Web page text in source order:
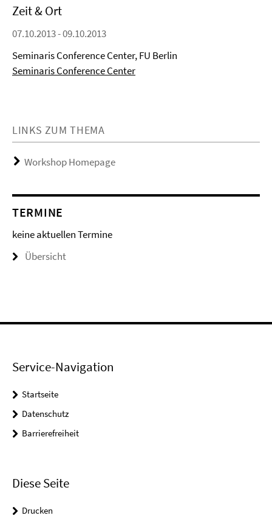
Zeit & Ort
07.10.2013 - 09.10.2013
Seminaris Conference Center, FU Berlin
Seminaris Conference Center
LINKS ZUM THEMA
Workshop Homepage
TERMINE
keine aktuellen Termine
Übersicht
Service-Navigation
Startseite
Datenschutz
Barrierefreiheit
Diese Seite
Drucken